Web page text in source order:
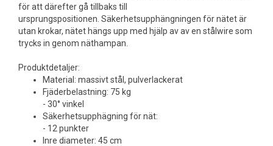
för att därefter gå tillbaks till
ursprungspositionen. Säkerhetsupphängningen för nätet är
utan krokar, nätet hängs upp med hjälp av av en stålwire som
trycks in genom näthampan.
Produktdetaljer:
Material: massivt stål, pulverlackerat
Fjäderbelastning: 75 kg
- 30° vinkel
Säkerhetsupphägning för nät:
- 12 punkter
Inre diameter: 45 cm